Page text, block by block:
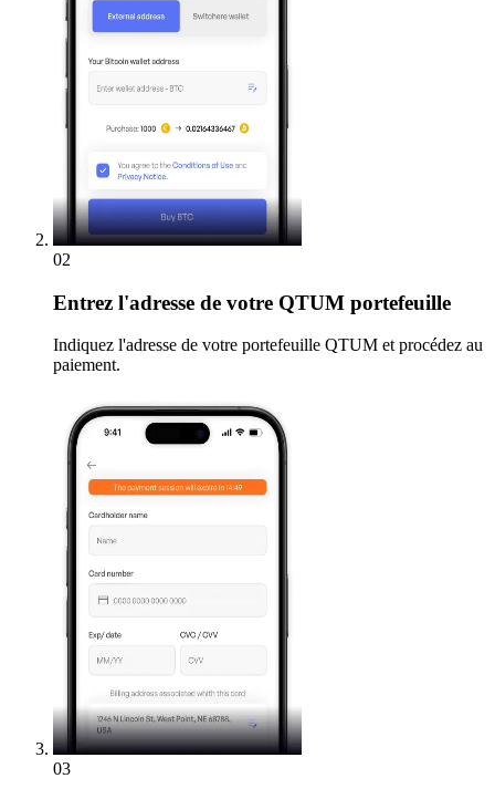
02
Entrez l'adresse de votre QTUM portefeuille
Indiquez l'adresse de votre portefeuille QTUM et procédez au
paiement.
03